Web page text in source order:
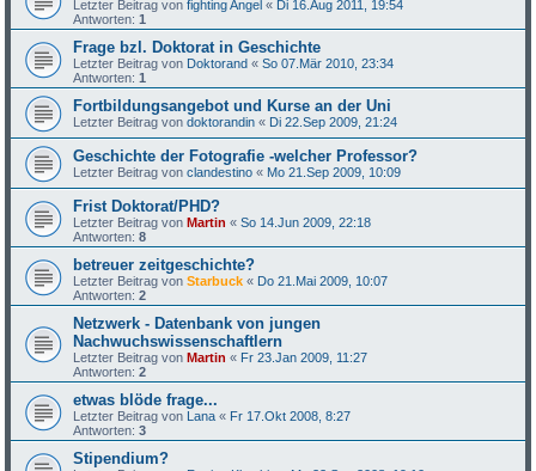
Letzter Beitrag vonfighting Angel « Di 16.Aug 2011, 19:54
Antworten:1
Frage bzl. Doktorat in Geschichte
Letzter Beitrag von Doktorand «So 07.Mär 2010, 23:34
Antworten:1
Fortbildungsangebot und Kurse an der Uni
Letzter Beitrag vondoktorandin « Di 22.Sep 2009, 21:24
Geschichte der Fotografie -welcher Professor?
Letzter Beitrag vonclandestino « Mo 21.Sep 2009, 10:09
Frist Doktorat/PHD?
Letzter Beitrag vonMartin «So 14.Jun 2009, 22:18
Antworten:8
betreuer zeitgeschichte?
Letzter Beitrag vonStarbuck « Do 21.Mai 2009, 10:07
Antworten:2
Netzwerk - Datenbank von jungen
Nachwuchswissenschaftlern
Letzter Beitrag vonMartin « Fr 23.Jan 2009, 11:27
Antworten:2
etwas blöde frage...
Letzter Beitrag von Lana « Fr 17.Okt 2008, 8:27
Antworten:3
Stipendium?